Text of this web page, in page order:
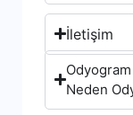
İletişim
Neden